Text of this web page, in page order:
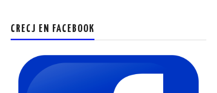
CRECJ EN FACEBOOK